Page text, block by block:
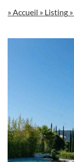
»Accueil » Listing »